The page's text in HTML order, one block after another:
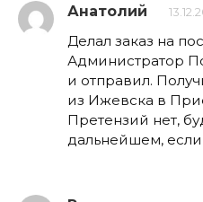
Анатолий
Делал заказ на
Администратор
и отправил.
из Ижевска в
Претензий нет,
дальнейшем, если